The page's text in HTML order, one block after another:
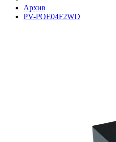
Архив
PV-POE04F2WD